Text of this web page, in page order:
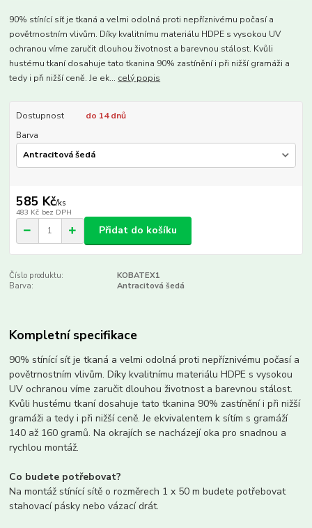
90% stínící síť je tkaná a velmi odolná proti nepříznivému počasí a
povětrnostním vlivům. Díky kvalitnímu materiálu HDPE s vysokou UV
ochranou víme zaručit dlouhou životnost a barevnou stálost. Kvůli
hustému tkaní dosahuje tato tkanina 90% zastínění i při nižší gramáži a
tedy i při nižší ceně. Je ek... celý popis
Dostupnost
do 14 dnů
Barva
585 Kč/ks
483 Kč bez DPH
Přidat do košíku
Číslo produktu:
KOBATEX1
Barva:
Antracitová šedá
Kompletní specifikace
90% stínící síť je tkaná a velmi odolná proti nepříznivému počasí a
povětrnostním vlivům. Díky kvalitnímu materiálu HDPE s vysokou
UV ochranou víme zaručit dlouhou životnost a barevnou stálost.
Kvůli hustému tkaní dosahuje tato tkanina 90% zastínění i při nižší
gramáži a tedy i při nižší ceně. Je ekvivalentem k sítím s gramáží
140 až 160 gramů. Na okrajích se nacházejí oka pro snadnou a
rychlou montáž.
Co budete potřebovat?
Na montáž stínící sítě o rozměrech 1 x 50 m budete potřebovat
stahovací pásky nebo vázací drát.